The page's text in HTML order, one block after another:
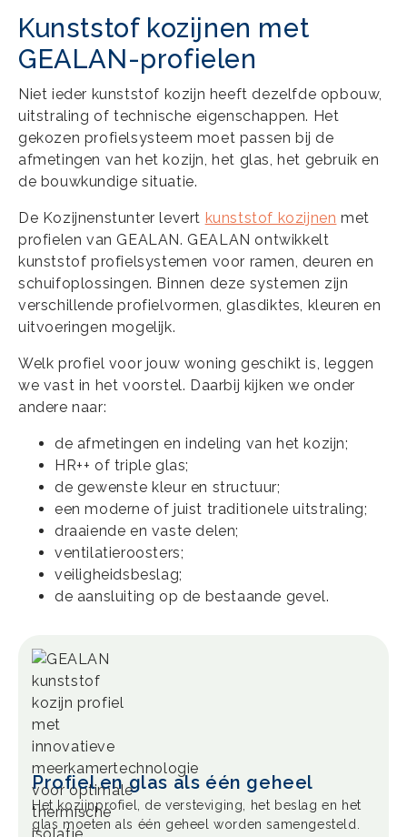
Kunststof kozijnen met
GEALAN-profielen
Niet ieder kunststof kozijn heeft dezelfde opbouw,
uitstraling of technische eigenschappen. Het
gekozen profielsysteem moet passen bij de
afmetingen van het kozijn, het glas, het gebruik en
de bouwkundige situatie.
De Kozijnenstunter levert kunststof kozijnen met
profielen van GEALAN. GEALAN ontwikkelt
kunststof profielsystemen voor ramen, deuren en
schuifoplossingen. Binnen deze systemen zijn
verschillende profielvormen, glasdiktes, kleuren en
uitvoeringen mogelijk.
Welk profiel voor jouw woning geschikt is, leggen
we vast in het voorstel. Daarbij kijken we onder
andere naar:
de afmetingen en indeling van het kozijn;
HR++ of triple glas;
de gewenste kleur en structuur;
een moderne of juist traditionele uitstraling;
draaiende en vaste delen;
ventilatieroosters;
veiligheidsbeslag;
de aansluiting op de bestaande gevel.
Profiel en glas als één geheel
Het kozijnprofiel, de versteviging, het beslag en het
glas moeten als één geheel worden samengesteld.